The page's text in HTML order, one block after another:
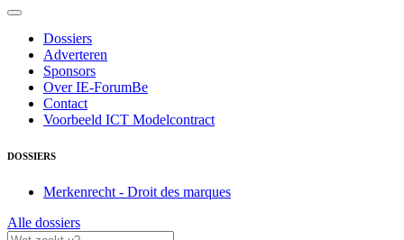
Dossiers
Adverteren
Sponsors
Over IE-ForumBe
Contact
Voorbeeld ICT Modelcontract
DOSSIERS
Merkenrecht - Droit des marques
Alle dossiers